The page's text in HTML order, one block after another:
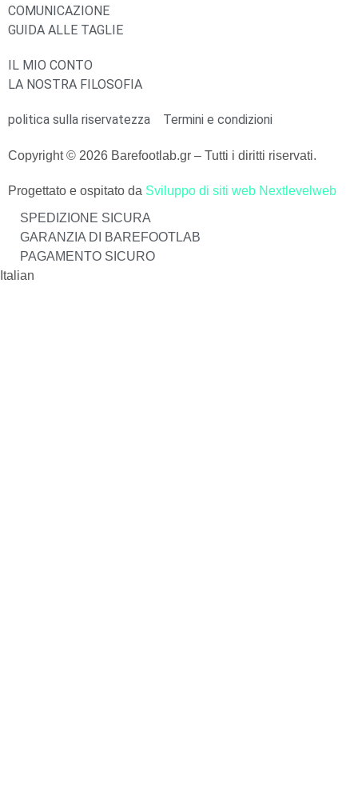
COMUNICAZIONE
GUIDA ALLE TAGLIE
IL MIO CONTO
LA NOSTRA FILOSOFIA
politica sulla riservatezza Termini e condizioni
Copyright © 2026 Barefootlab.gr – Tutti i diritti riservati.
Progettato e ospitato da Sviluppo di siti web Nextlevelweb
SPEDIZIONE SICURA
GARANZIA DI BAREFOOTLAB
PAGAMENTO SICURO
Italian